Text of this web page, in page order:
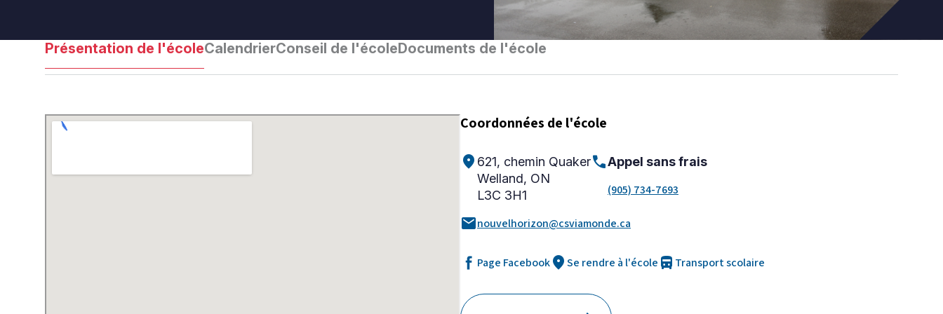
Présentation de l'écoleCalendrierConseil de l'écoleDocuments de l'école
Coordonnées de l'école
location_on 621, chemin Quaker
Welland, ON
L3C 3H1
callAppel sans frais
(905) 734-7693
mailnouvelhorizon@csviamonde.ca
Page Facebooklocation_onSe rendre à l'école directions_bus Transport scolaire